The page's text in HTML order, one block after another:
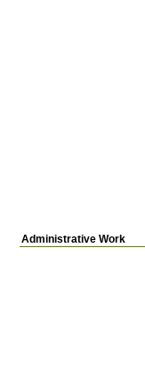
Administrative Work